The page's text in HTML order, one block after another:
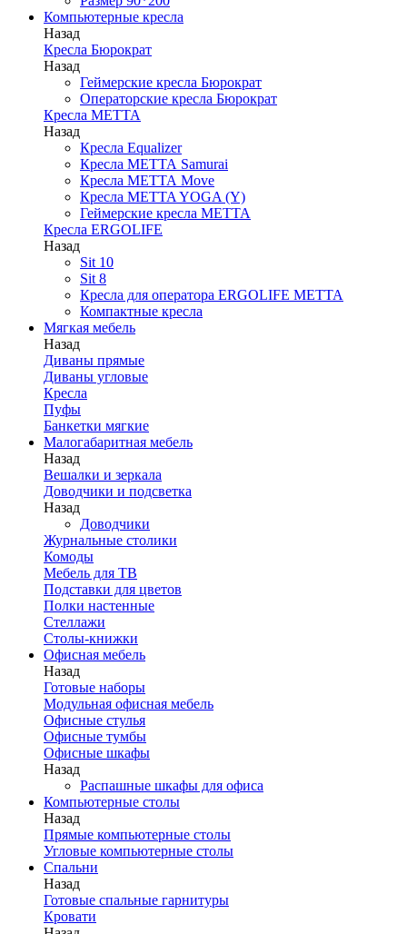
Компьютерные кресла
Назад
Кресла Бюрократ
Назад
Геймерские кресла Бюрократ
Операторские кресла Бюрократ
Кресла МЕТТА
Назад
Кресла Equalizer
Кресла МЕТТА Samurai
Кресла МЕТТА Move
Кресла METTA YOGA (Y)
Геймерские кресла МЕТТА
Кресла ERGOLIFE
Назад
Sit 10
Sit 8
Кресла для оператора ERGOLIFE МЕТТА
Компактные кресла
Мягкая мебель
Назад
Диваны прямые
Диваны угловые
Кресла
Пуфы
Банкетки мягкие
Малогабаритная мебель
Назад
Вешалки и зеркала
Доводчики и подсветка
Назад
Доводчики
Журнальные столики
Комоды
Мебель для ТВ
Подставки для цветов
Полки настенные
Стеллажи
Столы-книжки
Офисная мебель
Назад
Готовые наборы
Модульная офисная мебель
Офисные стулья
Офисные тумбы
Офисные шкафы
Назад
Распашные шкафы для офиса
Компьютерные столы
Назад
Прямые компьютерные столы
Угловые компьютерные столы
Спальни
Назад
Готовые спальные гарнитуры
Кровати